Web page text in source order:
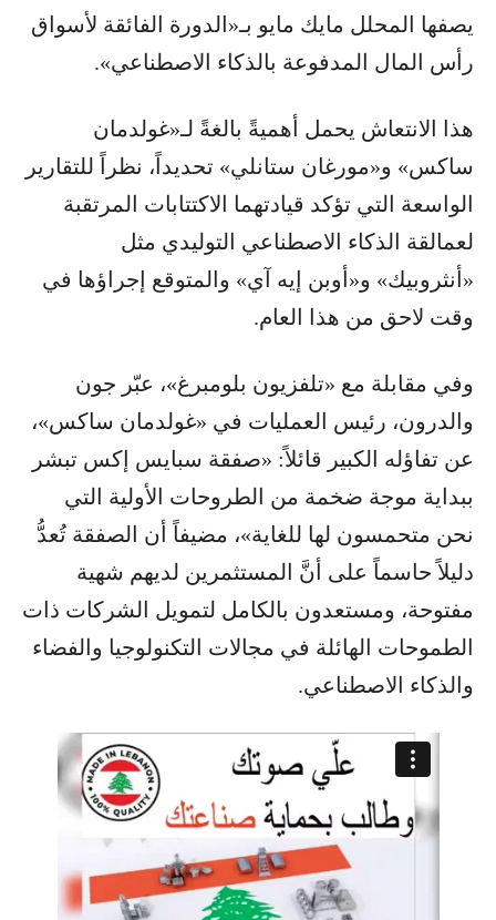
يصفها المحلل مايك مايو بـ«الدورة الفائقة لأسواق
رأس المال المدفوعة بالذكاء الاصطناعي».
هذا الانتعاش يحمل أهميةً بالغةً لـ«غولدمان
ساكس» و«مورغان ستانلي» تحديداً، نظراً للتقارير
الواسعة التي تؤكد قيادتهما الاكتتابات المرتقبة
لعمالقة الذكاء الاصطناعي التوليدي مثل
«أنثروبيك» و«أوبن إيه آي» والمتوقع إجراؤها في
وقت لاحق من هذا العام.
وفي مقابلة مع «تلفزيون بلومبرغ»، عبّر جون
والدرون، رئيس العمليات في «غولدمان ساكس»،
عن تفاؤله الكبير قائلاً: «صفقة سبايس إكس تبشر
ببداية موجة ضخمة من الطروحات الأولية التي
نحن متحمسون لها للغاية»، مضيفاً أن الصفقة تُعدُّ
دليلاً حاسماً على أنَّ المستثمرين لديهم شهية
مفتوحة، ومستعدون بالكامل لتمويل الشركات ذات
الطموحات الهائلة في مجالات التكنولوجيا والفضاء
والذكاء الاصطناعي.